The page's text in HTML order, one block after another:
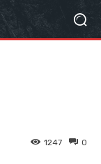
0
1247